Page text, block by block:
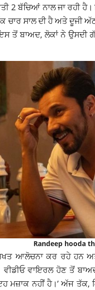
2 ਬੱਚਿਆਂ ਨਾਲ ਜਾ ਰਹੀ
ਸਾਲ ਦੀ ਹੈ ਅਤੇ ਦੂਜੀ
ਤੋਂ ਬਾਅਦ, ਲੋਕਾਂ ਨੇ ਉਸਦੀ
Randeep hooda
ਆਲੋਚਨਾ ਕਰ ਰਹੇ ਹਨ
ਵੀਡੀਓ ਵਾਇਰਲ ਹੋਣ ਤੋਂ
ਮਜ਼ਾਕ ਨਹੀਂ ਹੈ।’ ਅੱਜ